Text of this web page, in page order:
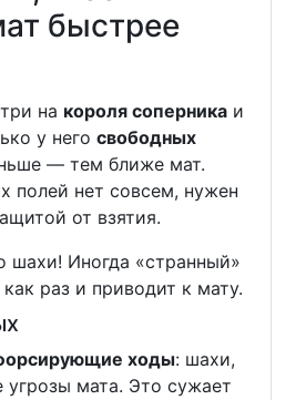
быстрее
на короля соперника и
у него свободных
— тем ближе мат.
полей нет совсем, нужен
от взятия.
шахи! Иногда «странный»
раз и приводит к мату.
ходы: шахи,
угрозы мата. Это сужает